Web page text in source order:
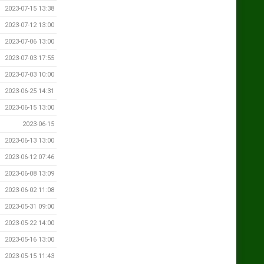
2023-07-15 13:38
2023-07-12 13:00
2023-07-06 13:00
2023-07-03 17:55
2023-07-03 10:00
2023-06-25 14:31
2023-06-15 13:00
2023-06-15
2023-06-13 13:00
2023-06-12 07:46
2023-06-08 13:09
2023-06-02 11:08
2023-05-31 09:00
2023-05-22 14:00
2023-05-16 13:00
2023-05-15 11:43